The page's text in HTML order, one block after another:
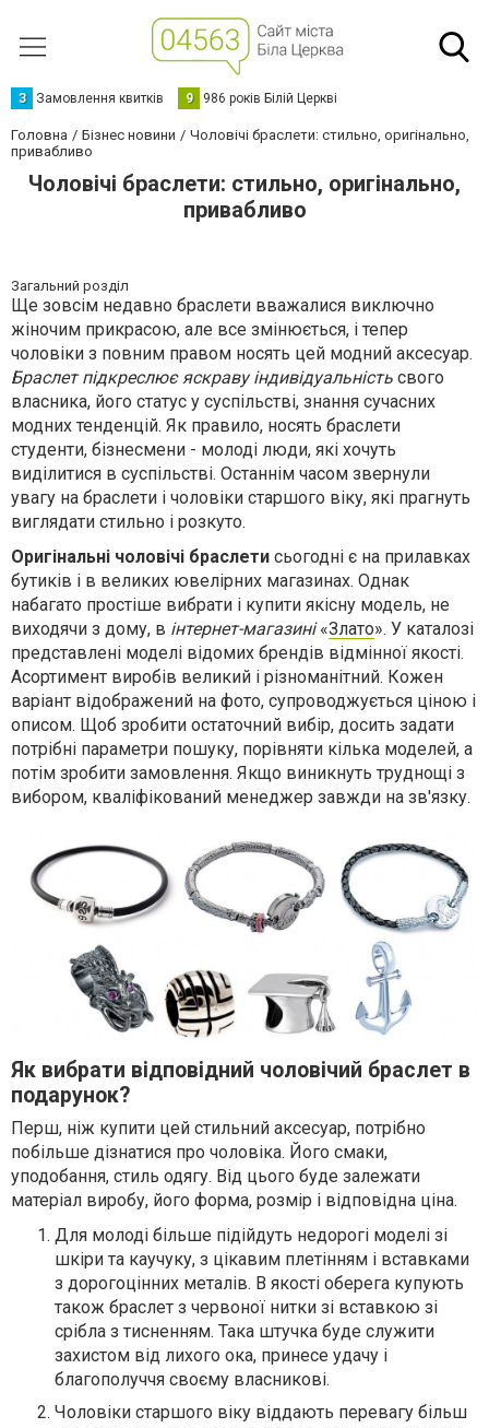
З Замовлення квитків 9 986 років Білій Церкві
Головна Бізнес новини
Чоловічі браслети: стильно, оригінально,
привабливо
Чоловічі браслети: стильно, оригінально,
привабливо
Загальний розділ
Ще зовсім недавно браслети вважалися виключно
жіночим прикрасою, але все змінюється, і тепер
чоловіки з повним правом носять цей модний аксесуар.
Браслет підкреслює яскраву індивідуальність свого
власника, його статус у суспільстві, знання сучасних
модних тенденцій. Як правило, носять браслети
студенти, бізнесмени - молоді люди, які хочуть
виділитися в суспільстві. Останнім часом звернули
увагу на браслети і чоловіки старшого віку, які прагнуть
виглядати стильно і розкуто.
Оригінальні чоловічі браслети сьогодні є на прилавках
бутиків і в великих ювелірних магазинах. Однак
набагато простіше вибрати і купити якісну модель, не
виходячи з дому, в інтернет-магазині«Злато». У каталозі
представлені моделі відомих брендів відмінної якості.
Асортимент виробів великий і різноманітний. Кожен
варіант відображений на фото, супроводжується ціною і
описом. Щоб зробити остаточний вибір, досить задати
потрібні параметри пошуку, порівняти кілька моделей, а
потім зробити замовлення. Якщо виникнуть труднощі з
вибором, кваліфікований менеджер завжди на зв'язку.
Як вибрати відповідний чоловічий браслет в
подарунок?
Перш, ніж купити цей стильний аксесуар, потрібно
побільше дізнатися про чоловіка. Його смаки,
уподобання, стиль одягу. Від цього буде залежати
матеріал виробу, його форма, розмір і відповідна ціна.
Для молоді більше підійдуть недорогі моделі зі
шкіри та каучуку, з цікавим плетінням і вставками
з дорогоцінних металів. В якості оберега купують
також браслет з червоної нитки зі вставкою зі
срібла з тисненням. Така штучка буде служити
захистом від лихого ока, принесе удачу і
благополуччя своєму власникові.
Чоловіки старшого віку віддають перевагу більш